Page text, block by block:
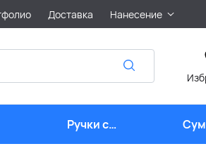
Доставка Нанесение
Ручки с
логотипом